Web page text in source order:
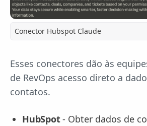
Conector Hubspot Claude
Esses conectores dão às
de RevOps acesso direto a
contatos.
HubSpot- Obter dados de